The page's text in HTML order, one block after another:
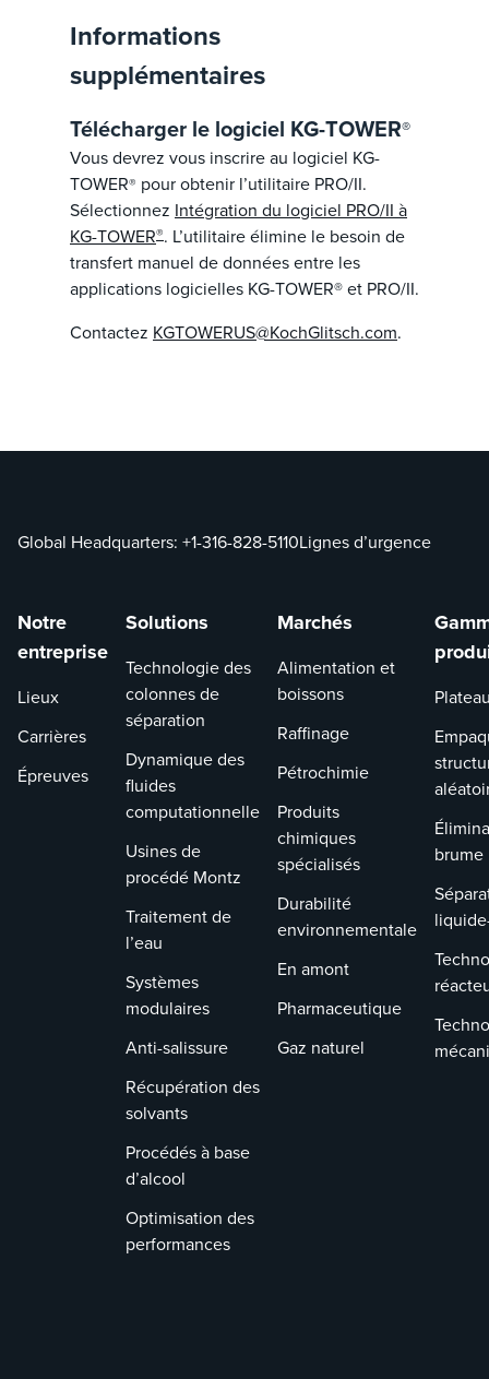
Informations
supplémentaires
Télécharger le logiciel KG-TOWER®
Vous devrez vous inscrire au logiciel KG-
TOWER® pour obtenir l’utilitaire PRO/II.
Sélectionnez Intégration du logiciel PRO/II à
KG-TOWER®. L’utilitaire élimine le besoin de
transfert manuel de données entre les
applications logicielles KG-TOWER® et PRO/II.
Contactez KGTOWERUS@KochGlitsch.com.
Global Headquarters: +1-316-828-5110Lignes d’urgence
Notre
entreprise
Lieux
Carrières
Épreuves
Solutions
Technologie des
colonnes de
séparation
Dynamique des
fluides
computationnelle
Usines de
procédé Montz
Traitement de
l’eau
Systèmes
modulaires
Anti-salissure
Récupération des
solvants
Procédés à base
d’alcool
Optimisation des
performances
Marchés
Alimentation et
boissons
Raffinage
Pétrochimie
Produits
chimiques
spécialisés
Durabilité
environnementale
En amont
Pharmaceutique
Gaz naturel
brume